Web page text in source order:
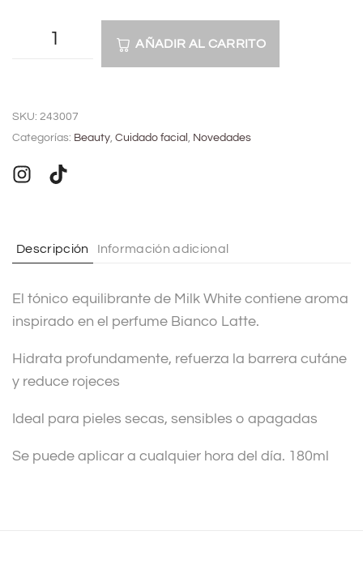
AÑADIR AL CARRITO
t
r
i
e
:
SKU: 243007
Categorías: Beauty, Cuidado facial , Novedades
Descripción Información adicional
El tónico equilibrante de Milk White contiene aroma
inspirado en el perfume Bianco Latte.
Hidrata profundamente, refuerza la barrera cutáne
y reduce rojeces
Ideal para pieles secas, sensibles o apagadas
Se puede aplicar a cualquier hora del día. 180ml